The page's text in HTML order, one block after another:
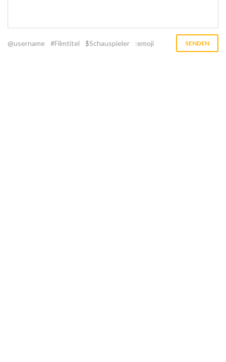
@username #Filmtitel $Schauspieler :emoji